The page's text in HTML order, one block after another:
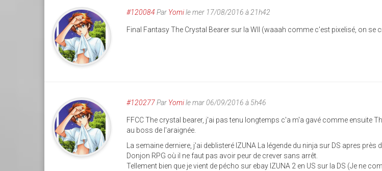
#120084 Par Yomile mer 17/08/2016 à 21h42
Final Fantasy The Crystal Bearer sur la WII (waaah comme c'est pixelisé, on se
#120277Par Yomile mar 06/09/2016 à 5h46
FFCC The crystal bearer, j'ai pas tenu longtemps c'a m'a gavé comme ensuite
au boss de l'araignée.
La semaine derniere, j'ai deblisteré IZUNA La légende du ninja sur DS apres
Donjon RPG où il ne faut pas avoir peur de crever sans arrêt.
Tellement bien que je vient de pécho sur ebay IZUNA 2 en US sur la DS (Je ne